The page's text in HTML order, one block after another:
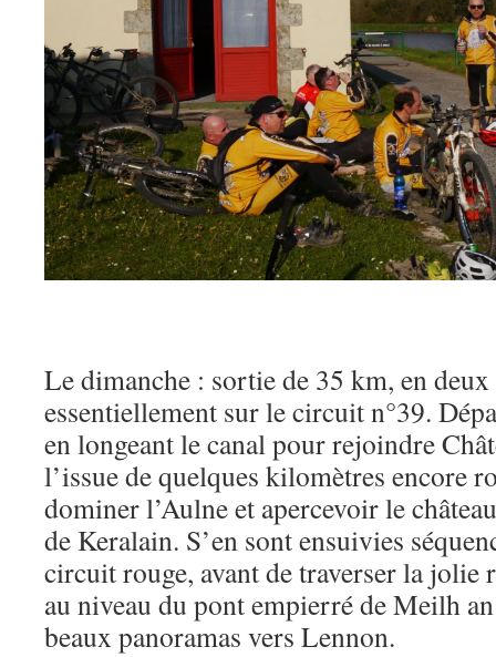
Le dimanche : sortie de 35 km, en
essentiellement sur le circuit n°39.
en longeant le canal pour rejoindre
l’issue de quelques kilomètres encore
dominer l’Aulne et apercevoir le
de Keralain. S’en sont ensuivies
circuit rouge, avant de traverser la jolie
au niveau du pont empierré de Meilh
beaux panoramas vers Lennon.